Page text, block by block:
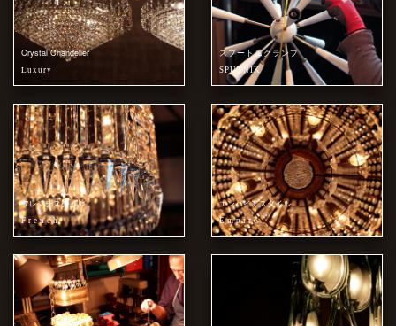
Crystal Chandelier
Luxury
スプートニクランプ
SPUTNIK
フレンチスタイル
French
エンパイアスタイル
Empire